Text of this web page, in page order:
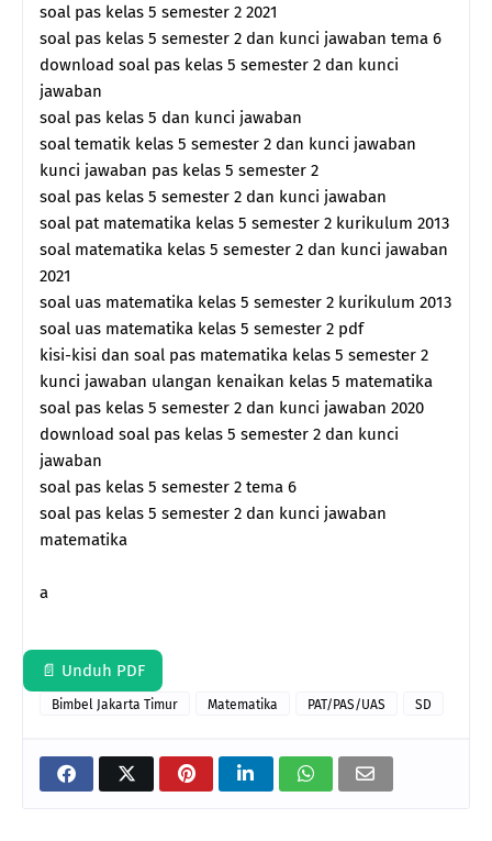
soal pas kelas 5 semester 2 2021
soal pas kelas 5 semester 2 dan kunci jawaban tema 6
download soal pas kelas 5 semester 2 dan kunci
jawaban
soal pas kelas 5 dan kunci jawaban
soal tematik kelas 5 semester 2 dan kunci jawaban
kunci jawaban pas kelas 5 semester 2
soal pas kelas 5 semester 2 dan kunci jawaban
soal pat matematika kelas 5 semester 2 kurikulum 2013
soal matematika kelas 5 semester 2 dan kunci jawaban
2021
soal uas matematika kelas 5 semester 2 kurikulum 2013
soal uas matematika kelas 5 semester 2 pdf
kisi-kisi dan soal pas matematika kelas 5 semester 2
kunci jawaban ulangan kenaikan kelas 5 matematika
soal pas kelas 5 semester 2 dan kunci jawaban 2020
download soal pas kelas 5 semester 2 dan kunci
jawaban
soal pas kelas 5 semester 2 tema 6
soal pas kelas 5 semester 2 dan kunci jawaban
matematika
a
📄 Unduh PDF
Bimbel Jakarta Timur Matematika PAT/PAS/UAS SD